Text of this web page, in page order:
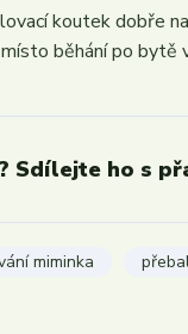
koutek dobře
běhání po bytě
Sdílejte ho s
miminka